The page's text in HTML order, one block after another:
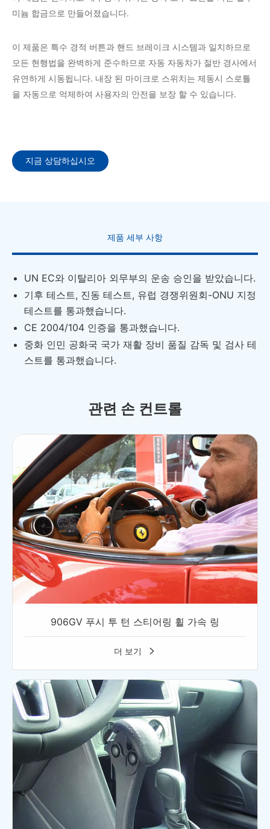
미늄 합금으로 만들어졌습니다.
이 제품은 특수 경적 버튼과 핸드 브레이크 시스템과 일치하므로
모든 현행법을 완벽하게 준수하므로 자동 자동차가 절반 경사에서
유연하게 시동됩니다. 내장 된 마이크로 스위치는 제동시 스로틀
을 자동으로 억제하여 사용자의 안전을 보장 할 수 있습니다.
지금 상담하십시오
제품 세부 사항
UN EC와 이탈리아 외무부의 운송 승인을 받았습니다.
기후 테스트, 진동 테스트, 유럽 경쟁위원회-ONU 지정
테스트를 통과했습니다.
CE 2004/104 인증을 통과했습니다.
중화 인민 공화국 국가 재활 장비 품질 감독 및 검사 테
스트를 통과했습니다.
관련 손 컨트롤
906GV 푸시 투 턴 스티어링 휠 가속 링
더 보기 